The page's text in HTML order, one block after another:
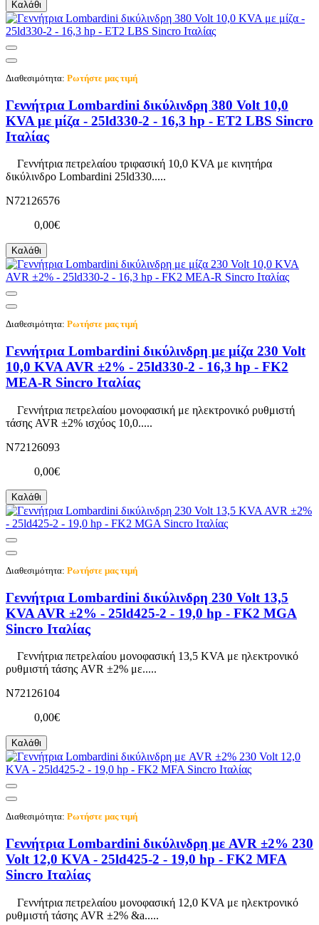
Καλάθι
Διαθεσιμότητα: Ρωτήστε μας τιμή
Γεννήτρια Lombardini δικύλινδρη 380 Volt 10,0
KVA με μίζα - 25ld330-2 - 16,3 hp - ET2 LBS Sincro
Ιταλίας
Γεννήτρια πετρελαίου τριφασική 10,0 KVA με κινητήρα
δικύλινδρο Lombardini 25ld330.....
N72126576
0,00€
Καλάθι
Διαθεσιμότητα: Ρωτήστε μας τιμή
Γεννήτρια Lombardini δικύλινδρη με μίζα 230 Volt
10,0 KVA AVR ±2% - 25ld330-2 - 16,3 hp - FK2
MEA-R Sincro Ιταλίας
Γεννήτρια πετρελαίου μονοφασική με ηλεκτρονικό ρυθμιστή
τάσης AVR ±2% ισχύος 10,0.....
N72126093
0,00€
Καλάθι
Διαθεσιμότητα: Ρωτήστε μας τιμή
Γεννήτρια Lombardini δικύλινδρη 230 Volt 13,5
KVA AVR ±2% - 25ld425-2 - 19,0 hp - FK2 MGA
Sincro Ιταλίας
Γεννήτρια πετρελαίου μονοφασική 13,5 KVA με ηλεκτρονικό
ρυθμιστή τάσης AVR ±2% με.....
N72126104
0,00€
Καλάθι
Διαθεσιμότητα: Ρωτήστε μας τιμή
Γεννήτρια Lombardini δικύλινδρη με AVR ±2% 230
Volt 12,0 KVA - 25ld425-2 - 19,0 hp - FK2 MFA
Sincro Ιταλίας
Γεννήτρια πετρελαίου μονοφασική 12,0 KVA με ηλεκτρονικό
ρυθμιστή τάσης AVR ±2% &a.....